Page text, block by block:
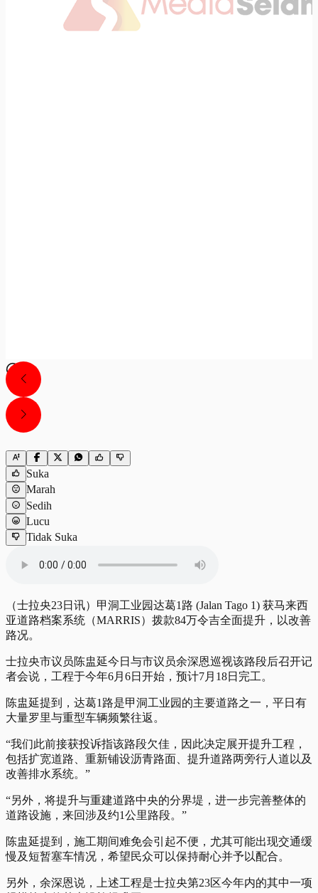
Suka
Marah
Sedih
Lucu
Tidak Suka
（士拉央23日讯）甲洞工业园达葛1路 (Jalan Tago 1) 获马来西
亚道路档案系统（MARRIS）拨款84万令吉全面提升，以改善
路况。
士拉央市议员陈盅延今日与市议员余深恩巡视该路段后召开记
者会说，工程于今年6月6日开始，预计7月18日完工。
陈盅延提到，达葛1路是甲洞工业园的主要道路之一，平日有
大量罗里与重型车辆频繁往返。
“我们此前接获投诉指该路段欠佳，因此决定展开提升工程，
包括扩宽道路、重新铺设沥青路面、提升道路两旁行人道以及
改善排水系统。”
“另外，将提升与重建道路中央的分界堤，进一步完善整体的
道路设施，来回涉及约1公里路段。”
陈盅延提到，施工期间难免会引起不便，尤其可能出现交通缓
慢及短暂塞车情况，希望民众可以保持耐心并予以配合。
另外，余深恩说，上述工程是士拉央第23区今年内的其中一项